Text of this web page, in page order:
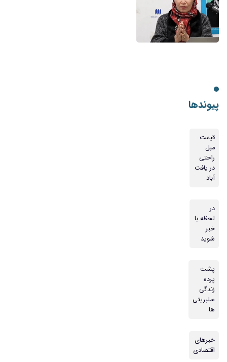
پیوندها
قیمت
مبل
راحتی
در یافت
آباد
در
لحظه با
خبر
شوید
پشت
پرده
زندگی
سلبریتی
ها
خبرهای
اقتصادی